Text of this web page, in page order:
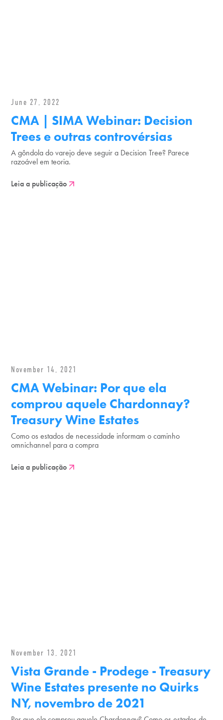
June 27, 2022
CMA | SIMA Webinar: Decision
Trees e outras controvérsias
A gôndola do varejo deve seguir a Decision Tree? Parece
razoável em teoria.
Leia a publicação
November 14, 2021
CMA Webinar: Por que ela
comprou aquele Chardonnay?
Treasury Wine Estates
Como os estados de necessidade informam o caminho
omnichannel para a compra
Leia a publicação
November 13, 2021
Vista Grande - Prodege - Treasury
Wine Estates presente no Quirks
NY, novembro de 2021